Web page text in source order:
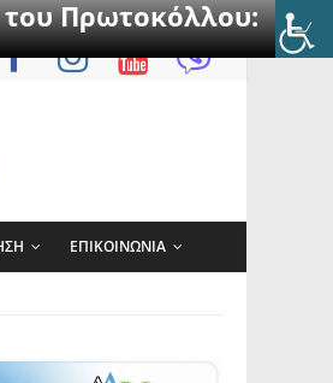
του Πρωτοκόλλου:
ΕΠΙΚΟΙΝΩΝΙΑ